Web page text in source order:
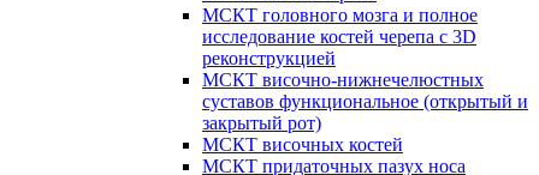
МСКТ головного мозга и полное
исследование костей черепа с 3D
реконструкцией
МСКТ височно-нижнечелюстных
суставов функциональное (открытый и
закрытый рот)
МСКТ височных костей
МСКТ придаточных пазух носа